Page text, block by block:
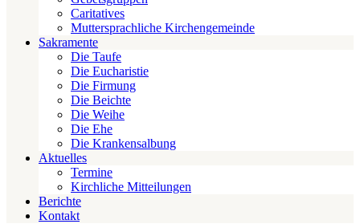
Caritatives
Muttersprachliche Kirchengemeinde
Sakramente
Die Taufe
Die Eucharistie
Die Firmung
Die Beichte
Die Weihe
Die Ehe
Die Krankensalbung
Aktuelles
Termine
Kirchliche Mitteilungen
Berichte
Kontakt